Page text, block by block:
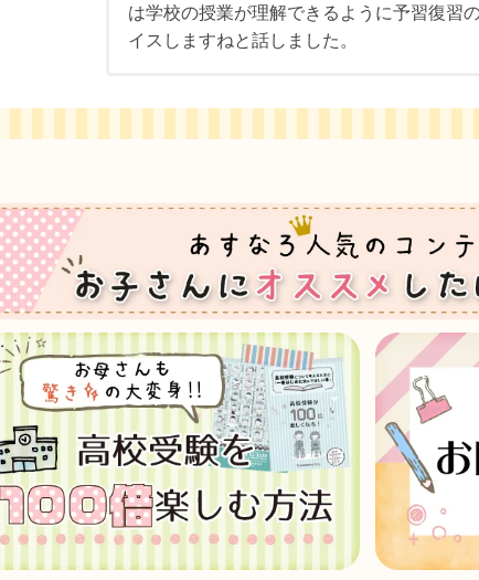
は学校の授業が理解できるように予習復習
イスしますねと話しました。